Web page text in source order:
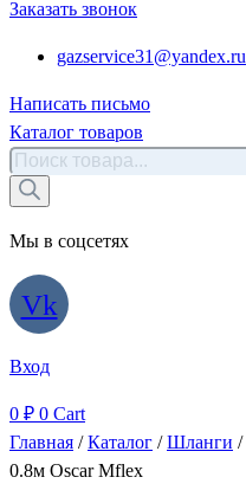
Заказать звонок
gazservice31@yandex.ru
Написать письмо
Каталог товаров
Поиск
товаров
Мы в соцсетях
Vk
Вход
0 ₽ 0 Cart
Главная /Каталог /Шланги /
0.8м Oscar Mflex